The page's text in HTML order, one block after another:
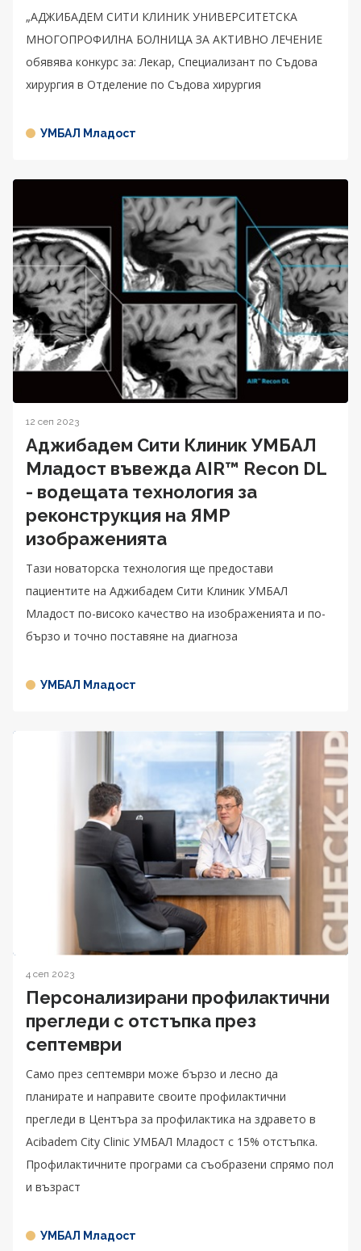
„АДЖИБАДЕМ СИТИ КЛИНИК УНИВЕРСИТЕТСКА
МНОГОПРОФИЛНА БОЛНИЦА ЗА АКТИВНО ЛЕЧЕНИЕ
обявява конкурс за: Лекар, Специализант по Съдова
хирургия в Отделение по Съдова хирургия
УМБАЛ Младост
12 сеп 2023
Аджибадем Сити Клиник УМБАЛ
Младост въвежда AIR™ Recon DL
- водещата технология за
реконструкция на ЯМР
изображенията
Тази новаторска технология ще предостави
пациентите на Аджибадем Сити Клиник УМБАЛ
Младост по-високо качество на изображенията и по-
бързо и точно поставяне на диагноза
УМБАЛ Младост
4 сеп 2023
Персонализирани профилактични
прегледи с отстъпка през
септември
Само през септември може бързо и лесно да
планирате и направите своите профилактични
прегледи в Центъра за профилактика на здравето в
Acibаdem City Clinic УМБАЛ Младост с 15% отстъпка.
Профилактичните програми са съобразени спрямо пол
и възраст
УМБАЛ Младост